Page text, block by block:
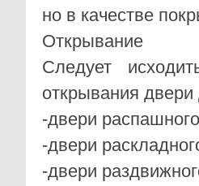
но в качестве
Открывание
Следует
открывания двери
-двери
-двери
-двери